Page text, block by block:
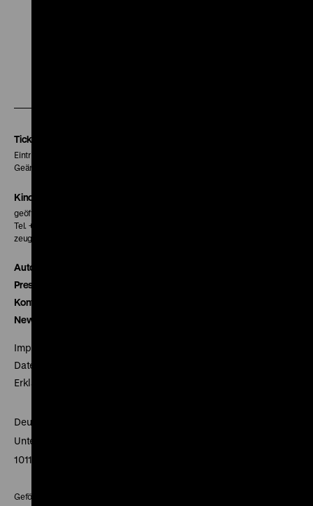
Tickets
Eintritt 5 €
Geänderte Preise sind im Programm vermerkt.
Kinokasse
geöffnet 30 Minuten vor Beginn der ersten Vorstellung
Tel. + 49 30 20304-770
zeughauskino@dhm.de
Autor*innen
Presse
Kontakt
Newsletter
Impressum
Datenschutz
Erklärung digitale Barrierefreiheit
Deutsches Historisches Museum
Unter den Linden 2
10117 Berlin
Gefördert mit Mitteln des Beauftragten der Bundesregierung für